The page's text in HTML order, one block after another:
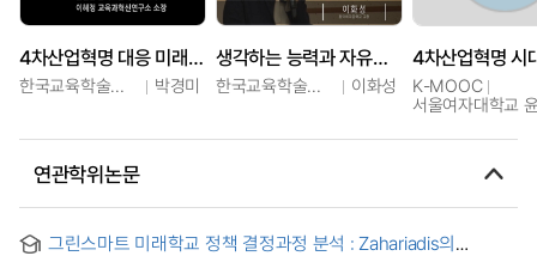
4차산업혁명 대응 미래학교 운영방안 탐색 토론
한국교육학술정보원 박경미
생각하는 능력과 자유로운 표현을 존중하는 미래학교
한국교육학술정보원 이화성
K-MOOC
서울여자대학교
연관학위논문
그린스마트 미래학교 정책 결정과정 분석 : Zahariadis의